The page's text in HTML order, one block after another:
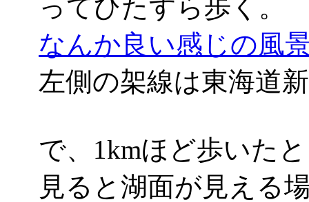
ってひたすら歩く。
なんか良い感じの風
左側の架線は東海道
で、1kmほど歩いた
見ると湖面が見える